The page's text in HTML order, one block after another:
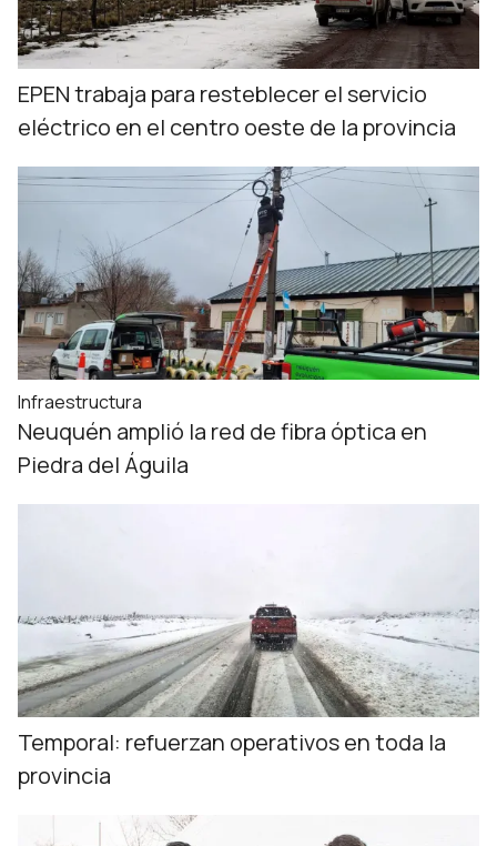
EPEN trabaja para resteblecer el servicio
eléctrico en el centro oeste de la provincia
Infraestructura
Neuquén amplió la red de fibra óptica en
Piedra del Águila
Temporal: refuerzan operativos en toda la
provincia